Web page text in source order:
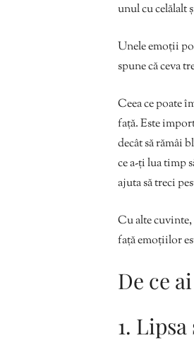
unul cu celălalt
Unele emoții
spune că ceva
Ceea ce poate
față. Este
decât să rămâi
ce a-ți lua timp
ajuta să treci
Cu alte cuvinte,
față emoțiilor
De ce
1.